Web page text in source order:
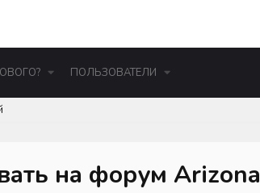
ПОЛЬЗОВАТЕЛИ
на форум